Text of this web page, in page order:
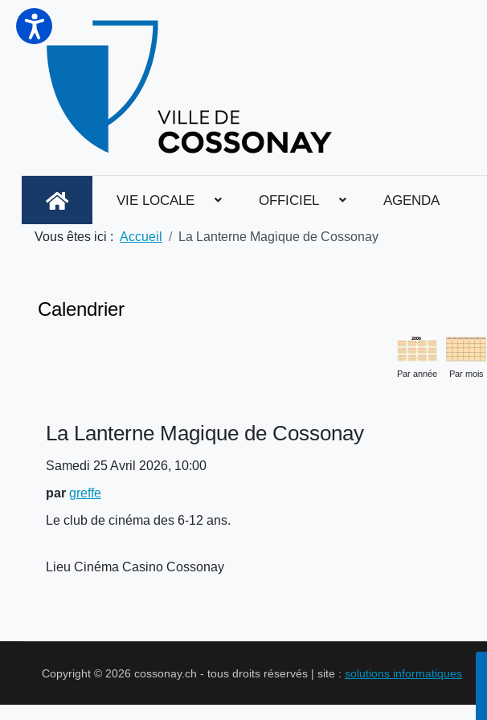
VIE LOCALE OFFICIEL AGENDA
Vous êtes ici : Accueil La Lanterne Magique de Cossonay
Calendrier
Par année Par mois
La Lanterne Magique de Cossonay
Samedi 25 Avril 2026, 10:00
par greffe
Le club de cinéma des 6-12 ans.
Lieu Cinéma Casino Cossonay
Copyright © 2026 cossonay.ch - tous droits réservés | site : solutions informatiques